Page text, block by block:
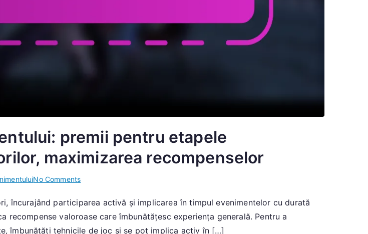
premii pentru etapele
maximizarea recompenselor
No Commentson
despre
premiile
evenimentului:
încurajând participarea activă și implicarea în timpul evenimentelor cu durată
valoroase care îmbunătățesc experiența generală. Pentru a
îmbunătăți tehnicile de joc și se pot implica activ în […]